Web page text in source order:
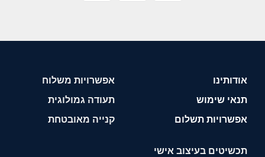
אודותינו
תנאי שימוש
אפשרויות תשלום
אפשרויות משלוח
תעודה גמולוגית
קנייה מאובטחת
תכשיטים בעיצוב אישי